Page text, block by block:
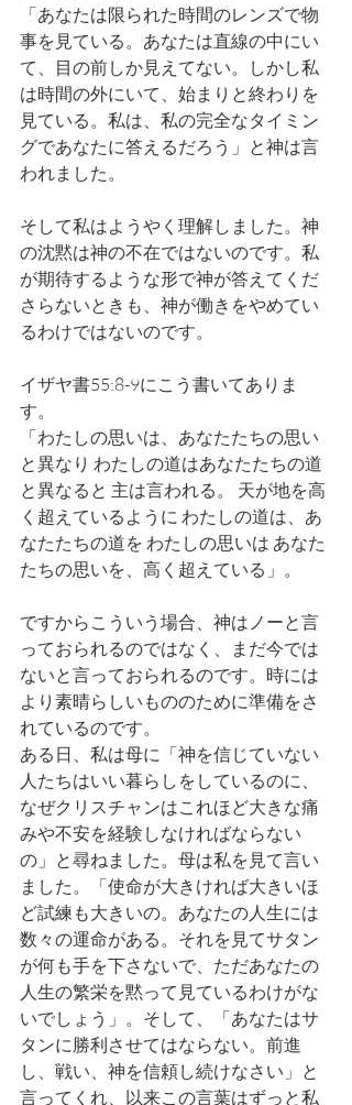
「あなたは限られた時間のレンズで物
事を見ている。あなたは直線の中にい
て、目の前しか見えてない。しかし私
は時間の外にいて、始まりと終わりを
見ている。私は、私の完全なタイミン
グであなたに答えるだろう」と神は言
われました。
そして私はようやく理解しました。神
の沈黙は神の不在ではないのです。私
が期待するような形で神が答えてくだ
さらないときも、神が働きをやめてい
るわけではないのです。
イザヤ書55:8-9にこう書いてありま
す。
「わたしの思いは、あなたたちの思い
と異なり わたしの道はあなたたちの道
と異なると 主は言われる。 天が地を高
く超えているように わたしの道は、あ
なたたちの道を わたしの思いは あなた
たちの思いを、高く超えている」。
ですからこういう場合、神はノーと言
っておられるのではなく、まだ今では
ないと言っておられるのです。時には
より素晴らしいもののために準備をさ
れているのです。
ある日、私は母に「神を信じていない
人たちはいい暮らしをしているのに、
なぜクリスチャンはこれほど大きな痛
みや不安を経験しなければならない
の」と尋ねました。母は私を見て言い
ました。「使命が大きければ大きいほ
ど試練も大きいの。あなたの人生には
数々の運命がある。それを見てサタン
が何も手を下さないで、ただあなたの
人生の繁栄を黙って見ているわけがな
いでしょう」。そして、「あなたはサ
タンに勝利させてはならない。前進
し、戦い、神を信頼し続けなさい」と
言ってくれ、以来この言葉はずっと私